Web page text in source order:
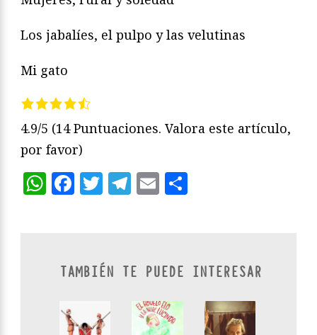
Los jabalíes, el pulpo y las velutinas
Mi gato
4.9/5 (14 Puntuaciones. Valora este artículo,
por favor)
WhatsApp
Facebook
Twitter
Telegram
Email
TAMBIÉN TE PUEDE INTERESAR